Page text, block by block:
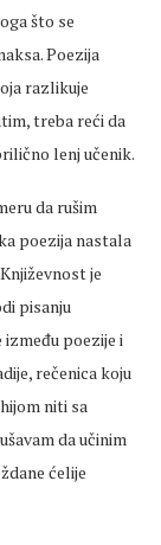
što se
Poezija
razlikuje
treba reći da
lenj učenik.
da rušim
poezija nastala
je
pisanju
poezije i
rečenica koju
niti sa
da učinim
ćelije